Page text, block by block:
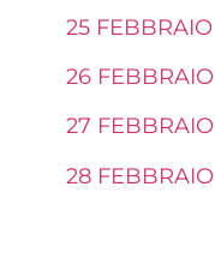
25 FEBBRAIO
26 FEBBRAIO
27 FEBBRAIO
28 FEBBRAIO